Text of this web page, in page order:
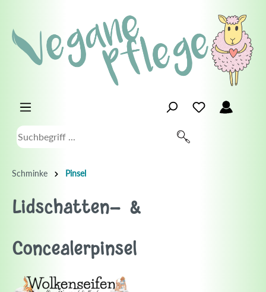
Schminke Pinsel
Lidschatten- &
Concealerpinsel